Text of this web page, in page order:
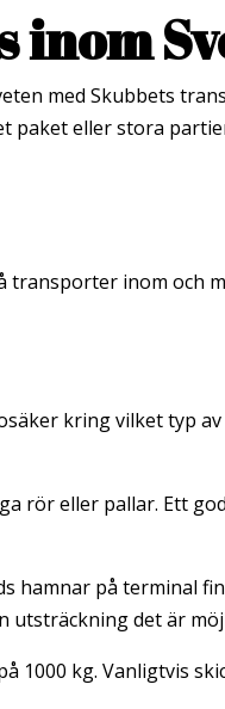
inom
med Skubbets
paket eller stora
inom och
kring vilket typ
rör eller pallar. Ett
hamnar på terminal
det är
1000 kg. Vanligtvis